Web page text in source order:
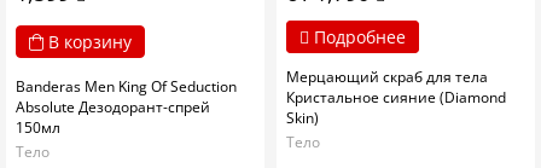
В корзину
Banderas Men King Of Seduction
Absolute Дезодорант-спрей
150мл
Тело
Подробнее
Мерцающий скраб для тела
Кристальное сияние (Diamond
Skin)
Тело